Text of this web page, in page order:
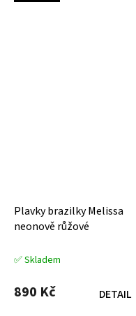
Plavky brazilky Melissa
neonově růžové
✅ Skladem
890 Kč DETAIL